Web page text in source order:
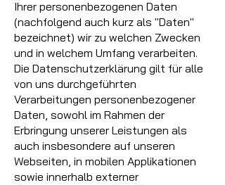
Ihrer personenbezogenen Daten
(nachfolgend auch kurz als "Daten"
bezeichnet) wir zu welchen Zwecken
und in welchem Umfang verarbeiten.
Die Datenschutzerklärung gilt für alle
von uns durchgeführten
Verarbeitungen personenbezogener
Daten, sowohl im Rahmen der
Erbringung unserer Leistungen als
auch insbesondere auf unseren
Webseiten, in mobilen Applikationen
sowie innerhalb externer